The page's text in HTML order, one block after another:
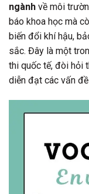
ngành về môi
báo khoa học mà
biến đổi khí hậu,
sắc. Đây là một
thi quốc tế, đòi hỏi
diễn đạt các vấn